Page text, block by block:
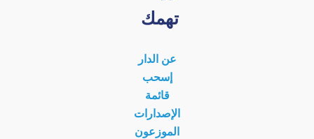
تهمك
عن الدار
إسحب
قائمة
الإصدارات
الموزعون